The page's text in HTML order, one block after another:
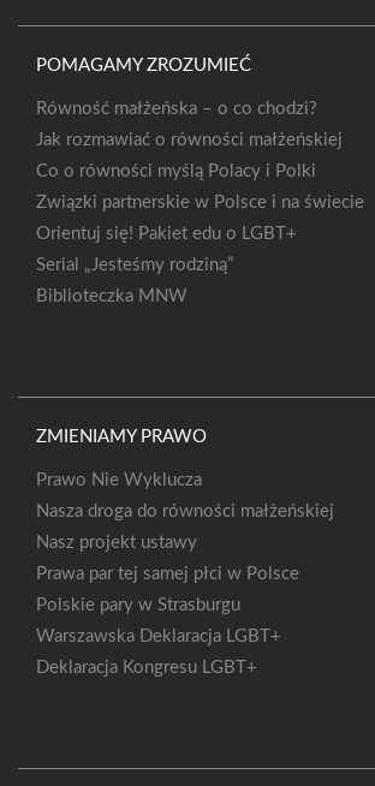
POMAGAMY ZROZUMIEĆ
Równość małżeńska – o co chodzi?
Jak rozmawiać o równości małżeńskiej
Co o równości myślą Polacy i Polki
Związki partnerskie w Polsce i na świecie
Orientuj się! Pakiet edu o LGBT+
Serial „Jesteśmy rodziną”
Biblioteczka MNW
ZMIENIAMY PRAWO
Prawo Nie Wyklucza
Nasza droga do równości małżeńskiej
Nasz projekt ustawy
Prawa par tej samej płci w Polsce
Polskie pary w Strasburgu
Warszawska Deklaracja LGBT+
Deklaracja Kongresu LGBT+